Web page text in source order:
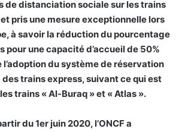
de distanciation sociale sur les trains
pris une mesure exceptionnelle lors
à savoir la réduction du pourcentage
pour une capacité d’accueil de 50%
l’adoption du système de réservation
trains express, suivant ce qui est
trains « Al-Buraq » et « Atlas ».
du 1er juin 2020, l’ONCF a